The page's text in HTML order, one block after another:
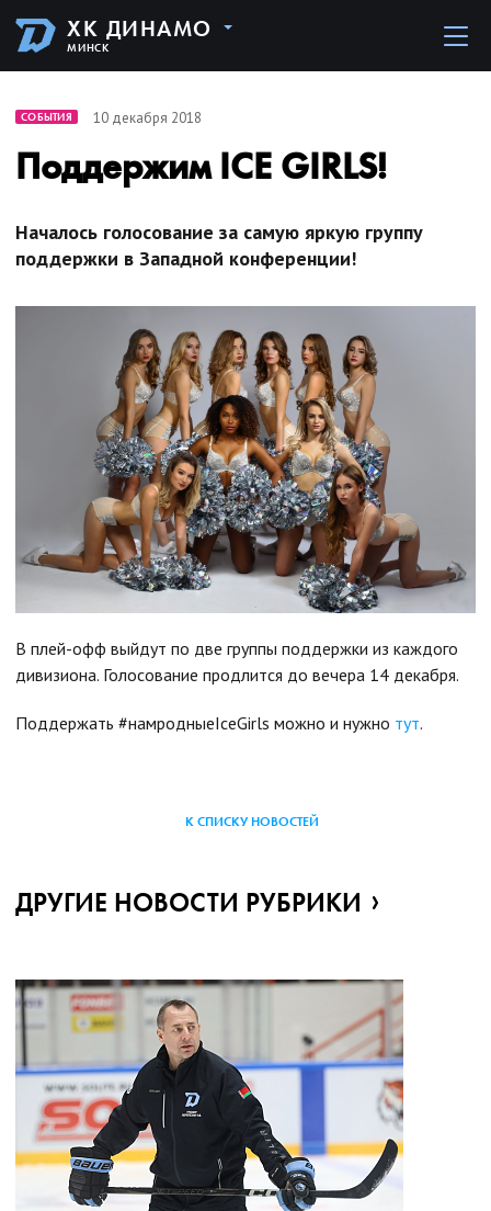
ХК ДИНАМО
МИНСК
СОБЫТИЯ 10 декабря 2018
Поддержим ICE GIRLS!
Началось голосование за самую яркую группу
поддержки в Западной конференции!
В плей-офф выйдут по две группы поддержки из каждого
дивизиона. Голосование продлится до вечера 14 декабря.
Поддержать #намродныеIceGirls можно и нужно тут.
К СПИСКУ НОВОСТЕЙ
ДРУГИЕ НОВОСТИ РУБРИКИ